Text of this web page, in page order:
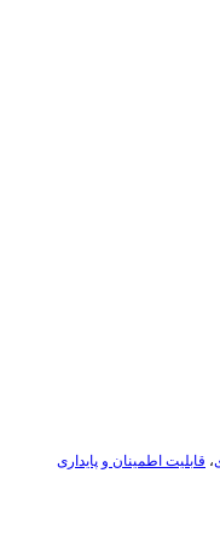
، قابلیت اطمینان و پایداری